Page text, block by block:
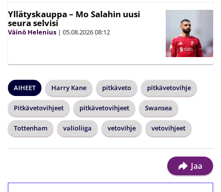
Yllätyskauppa – Mo Salahin uusi
seura selvisi
Väinö Helenius | 05.08.202608:12
AIHEET Harry Kane pitkäveto pitkävetovihje
Pitkävetovihjeet pitkävetovihjeet Swansea
Tottenham valioliiga vetovihje vetovihjeet
Jaa